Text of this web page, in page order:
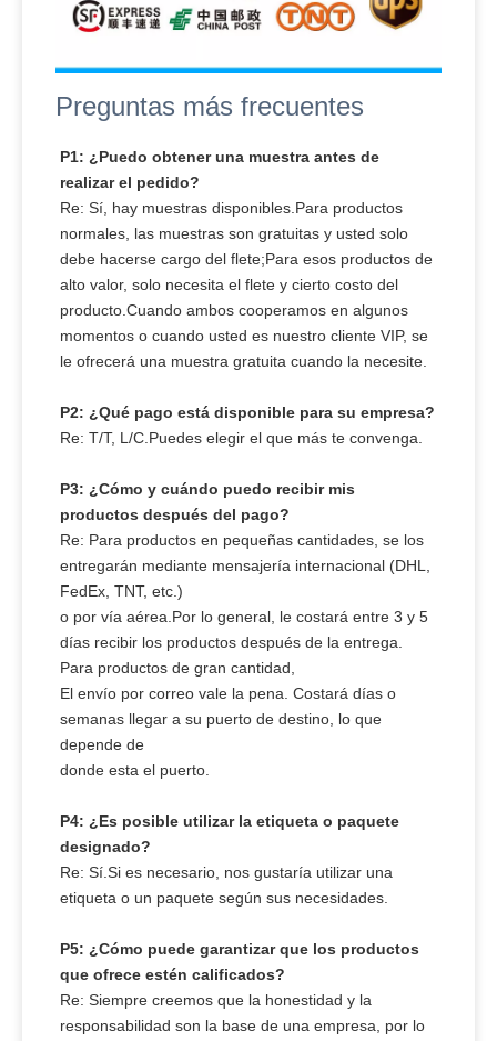
Preguntas más frecuentes
P1: ¿Puedo obtener una muestra antes de
realizar el pedido?
Re: Sí, hay muestras disponibles.Para productos
normales, las muestras son gratuitas y usted solo
debe hacerse cargo del flete;Para esos productos de
alto valor, solo necesita el flete y cierto costo del
producto.Cuando ambos cooperamos en algunos
momentos o cuando usted es nuestro cliente VIP, se
le ofrecerá una muestra gratuita cuando la necesite.
P2: ¿Qué pago está disponible para su empresa?
Re: T/T, L/C.Puedes elegir el que más te convenga.
P3: ¿Cómo y cuándo puedo recibir mis
productos después del pago?
Re: Para productos en pequeñas cantidades, se los
entregarán mediante mensajería internacional (DHL,
FedEx, TNT, etc.)
o por vía aérea.Por lo general, le costará entre 3 y 5
días recibir los productos después de la entrega.
Para productos de gran cantidad,
El envío por correo vale la pena. Costará días o
semanas llegar a su puerto de destino, lo que
depende de
donde esta el puerto.
P4: ¿Es posible utilizar la etiqueta o paquete
designado?
Re: Sí.Si es necesario, nos gustaría utilizar una
etiqueta o un paquete según sus necesidades.
P5: ¿Cómo puede garantizar que los productos
que ofrece estén calificados?
Re: Siempre creemos que la honestidad y la
responsabilidad son la base de una empresa, por lo